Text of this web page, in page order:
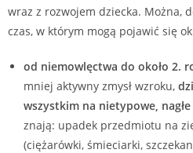
wraz z rozwojem dziecka. Można,
czas, w którym mogą pojawić się
od niemowlęctwa do około 2.
mniej aktywny zmysł wzroku,
wszystkim na nietypowe,
znają: upadek przedmiotu na
(ciężarówki, śmieciarki,